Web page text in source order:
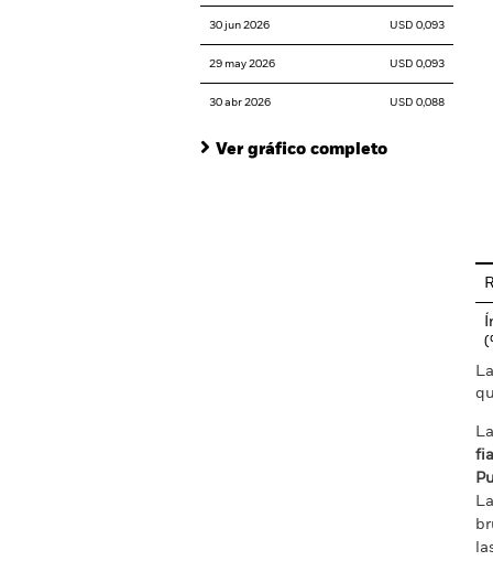
30 jun 2026 USD 0,093
29 may 2026 USD 0,093
30 abr 2026 USD 0,088
Ver gráfico completo